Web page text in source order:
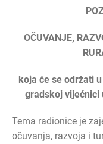
OČUVANJE,
koja će se održati
gradskoj vijećnici
Tema radionice je
očuvanja, razvoja i